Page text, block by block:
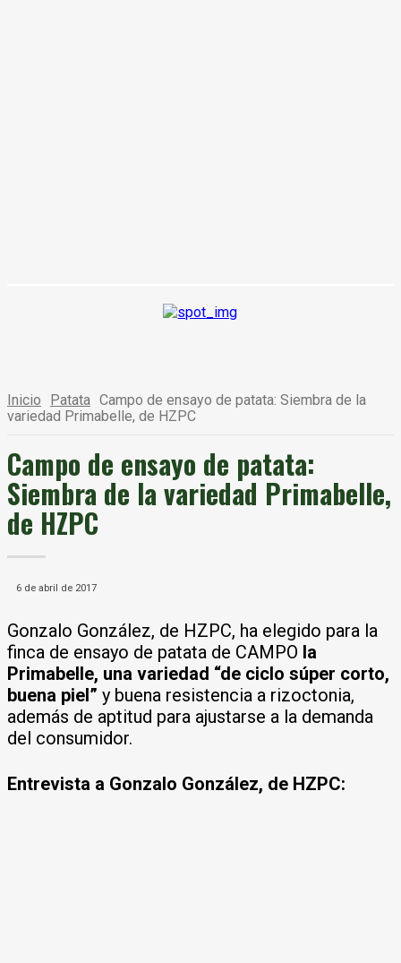
Inicio Patata Campo de ensayo de patata: Siembra de la
variedad Primabelle, de HZPC
Campo de ensayo de patata:
Siembra de la variedad Primabelle,
de HZPC
6 de abril de 2017
Gonzalo González, de HZPC, ha elegido para la
finca de ensayo de patata de CAMPO la
Primabelle, una variedad “de ciclo súper corto,
buena piel” y buena resistencia a rizoctonia,
además de aptitud para ajustarse a la demanda
del consumidor.
Entrevista a Gonzalo González, de HZPC: